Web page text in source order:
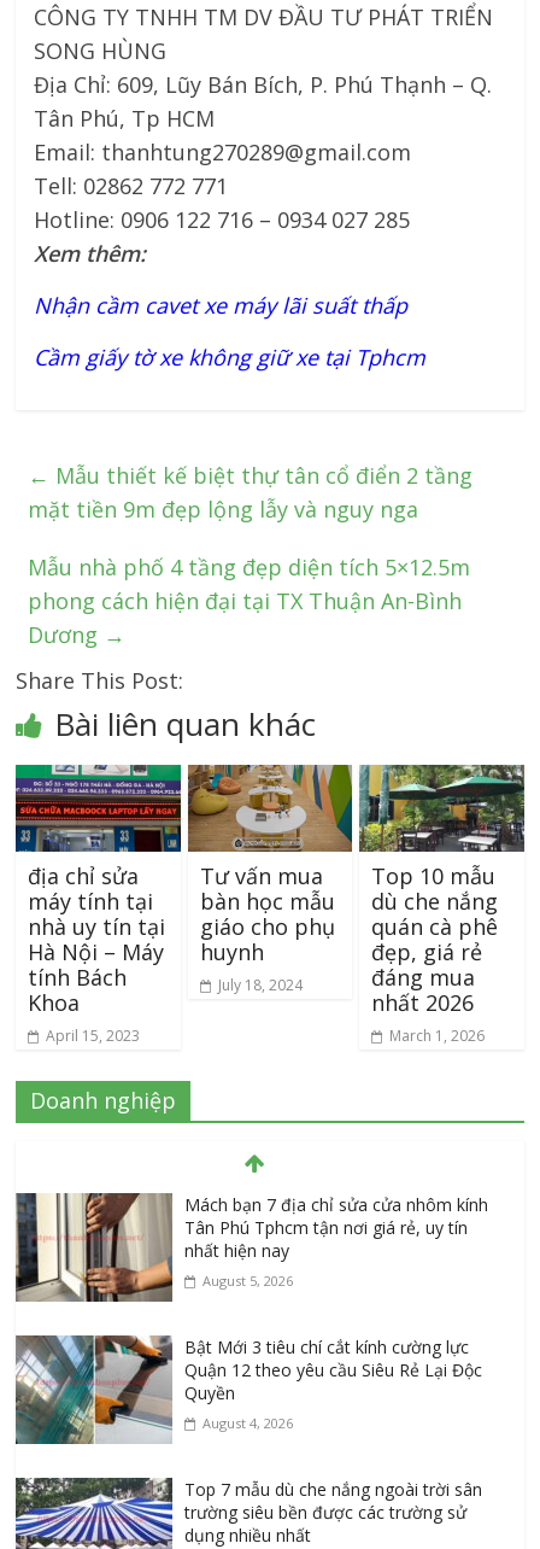
CÔNG TY TNHH TM DV ĐẦU TƯ PHÁT TRIỂN
SONG HÙNG
Địa Chỉ: 609, Lũy Bán Bích, P. Phú Thạnh – Q.
Tân Phú, Tp HCM
Email: thanhtung270289@gmail.com
Tell: ‭02862 772 771
Hotline: 0906 122 716 – 0934 027 285
Xem thêm:
Nhận cầm cavet xe máy lãi suất thấp
Cầm giấy tờ xe không giữ xe tại Tphcm
← Mẫu thiết kế biệt thự tân cổ điển 2 tầng
mặt tiền 9m đẹp lộng lẫy và nguy nga
Mẫu nhà phố 4 tầng đẹp diện tích 5×12.5m
phong cách hiện đại tại TX Thuận An-Bình
Dương →
Share This Post:
Bài liên quan khác
địa chỉ sửa
máy tính tại
nhà uy tín tại
Hà Nội – Máy
tính Bách
Khoa
April 15, 2023
Tư vấn mua
bàn học mẫu
giáo cho phụ
huynh
July 18, 2024
Top 10 mẫu
dù che nắng
quán cà phê
đẹp, giá rẻ
đáng mua
nhất 2026
March 1, 2026
Doanh nghiệp
Mách bạn 7 địa chỉ sửa cửa nhôm kính
Tân Phú Tphcm tận nơi giá rẻ, uy tín
nhất hiện nay
August 5, 2026
Bật Mới 3 tiêu chí cắt kính cường lực
Quận 12 theo yêu cầu Siêu Rẻ Lại Độc
Quyền
August 4, 2026
Top 7 mẫu dù che nắng ngoài trời sân
trường siêu bền được các trường sử
dụng nhiều nhất